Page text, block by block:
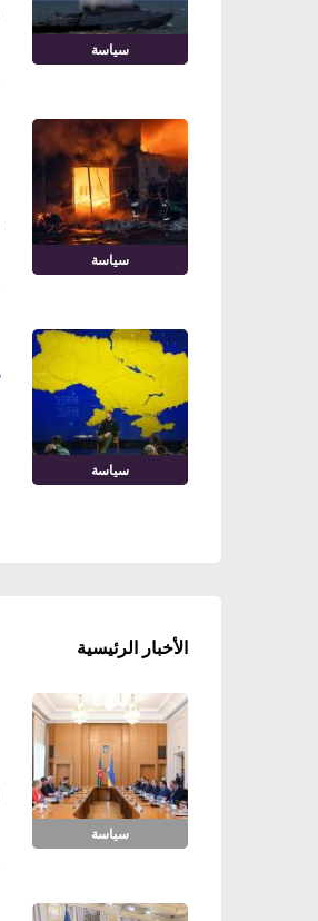
سياسة
سياسة
سياسة
الأخبار الرئيسية
سياسة